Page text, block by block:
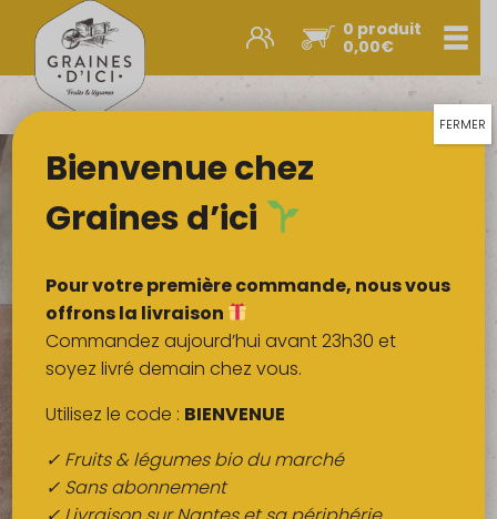
0 produit
0,00€
Promos et nouveautés
Légumes & œufs
Fruits
Viandes
Boulangerie
Crémerie
Poissons
Épicerie sucrée
Épices
Boissons
Bienvenue chez
Graines d’ici
Pour votre première commande, nous vous
offrons la livraison
Commandez aujourd’hui avant 23h30 et
soyez livré demain chez vous.
Utilisez le code : BIENVENUE
✓ Fruits & légumes bio du marché
✓ Sans abonnement
FERMER